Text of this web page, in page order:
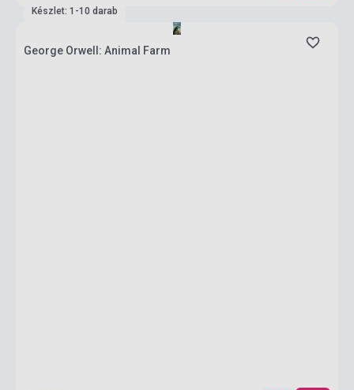
Készlet: 1-10 darab
George Orwell: Animal Farm